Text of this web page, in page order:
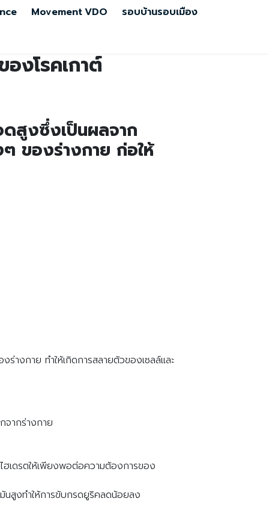
MovementVDO รอบบ้านรอบเมือง
งโรคเกาต์
ดสูงซึ่งเป็นผลจาก
ของร่างกาย ก่อให้
างกาย ทำให้เกิดการสลายตัวของเซลล์และ
จากร่างกาย
ไฮเดรตให้เพียงพอต่อความต้องการของ
นสูงทำให้การขับกรดยูริคลดน้อยลง